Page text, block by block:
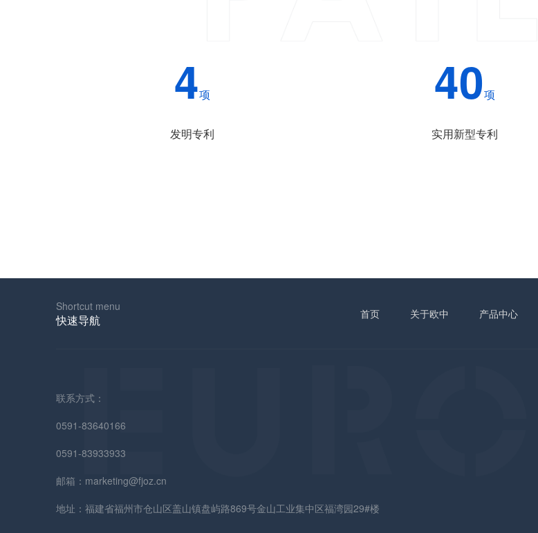
4项
发明专利
40项
实用新型专利
Shortcut menu
快速导航 首页 关于欧中 产品中心
联系方式：
0591-83640166
0591-83933933
邮箱：marketing@fjoz.cn
地址：福建省福州市仓山区盖山镇盘屿路869号金山工业集中区福湾园29#楼